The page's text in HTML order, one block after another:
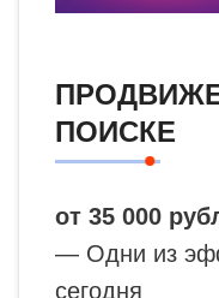
ПОИСКЕ
от 35 000
— Одни из
сегодня